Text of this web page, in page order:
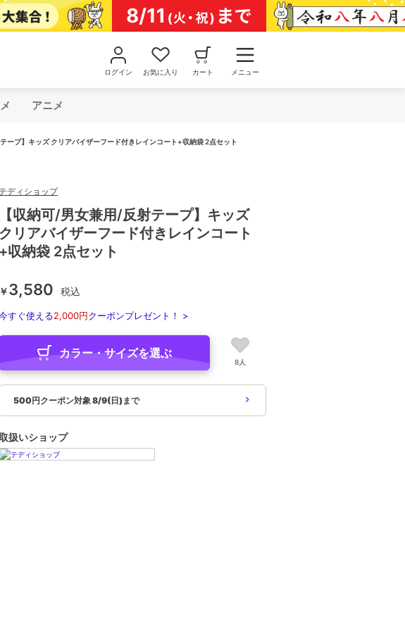
ログイン お気に入り カート メニュー
アニメ
ープ】キッズ クリアバイザーフード付きレインコート+収納袋 2点セット
テディショップ
【収納可/男女兼用/反射テープ】キッズ
クリアバイザーフード付きレインコート
+収納袋 2点セット
￥3,580 税込
すぐ使える2,000円クーポンプレゼント！ >
カラー・サイズを選ぶ
8人
500円クーポン対象 8/9(日)まで
扱いショップ